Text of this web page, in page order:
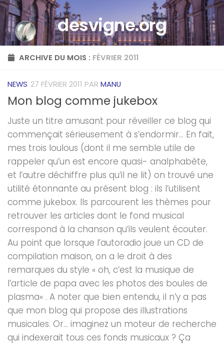
Skip to contentdesvigne.org
ARCHIVE DU MOIS : FÉVRIER 2011
NEWS 27 FÉVRIER 2011 PAR MANU
Mon blog comme jukebox
Juste un titre amusant pour réveiller ce blog qui
commençait sérieusement à s’endormir… En fait,
mes trois loulous (dont il me semble utile de
rappeler qu’un est encore quasi- analphabète,
et l’autre déchiffre plus qu’il ne lit) on trouvé une
utilité étonnante au présent blog : ils l’utilisent
comme jukebox. Ils parcourent les thèmes pour
retrouver les articles dont le fond musical
correspond à la chanson qu’ils veulent écouter.
Au point que lorsque l’autoradio joue un CD de
compilation maison, on a le droit à des
remarques du style « oh, c’est la musique de
l’article de papa avec les photos des boules de
plasma« . A noter que bien entendu, il n’y a pas
que mon blog qui propose des illustrations
musicales. Or… imaginez un moteur de recherche
qui indexerait tous ces fonds musicaux ? Ça